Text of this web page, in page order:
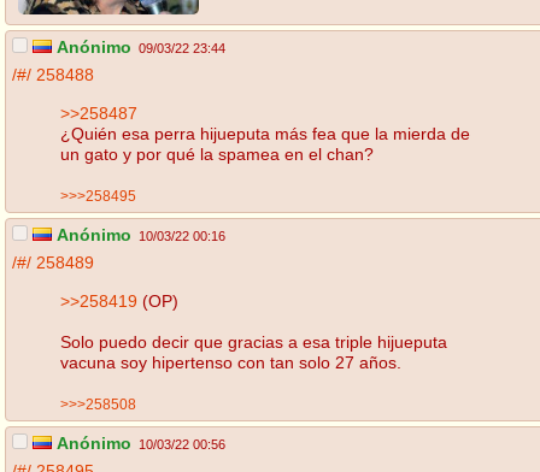
Anónimo 09/03/22 23:44
/#/ 258488
>>258487
¿Quién esa perra hijueputa más fea que la mierda de
un gato y por qué la spamea en el chan?
>>>258495
Anónimo 10/03/22 00:16
/#/ 258489
>>258419 (OP)
Solo puedo decir que gracias a esa triple hijueputa
vacuna soy hipertenso con tan solo 27 años.
>>>258508
Anónimo 10/03/22 00:56